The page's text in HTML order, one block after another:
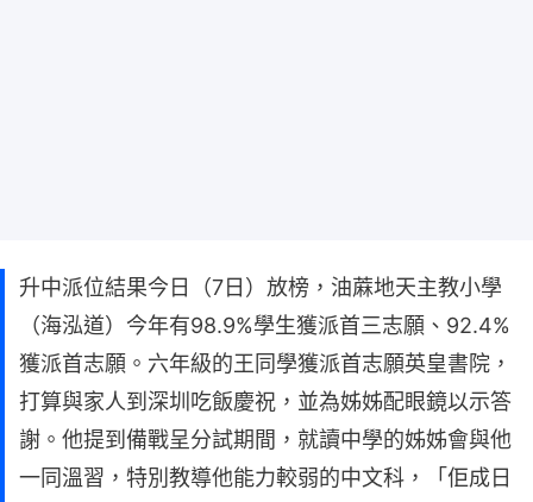
升中派位結果今日（7日）放榜，油蔴地天主教小學
（海泓道）今年有98.9%學生獲派首三志願、92.4%
獲派首志願。六年級的王同學獲派首志願英皇書院，
打算與家人到深圳吃飯慶祝，並為姊姊配眼鏡以示答
謝。他提到備戰呈分試期間，就讀中學的姊姊會與他
一同溫習，特別教導他能力較弱的中文科，「佢成日